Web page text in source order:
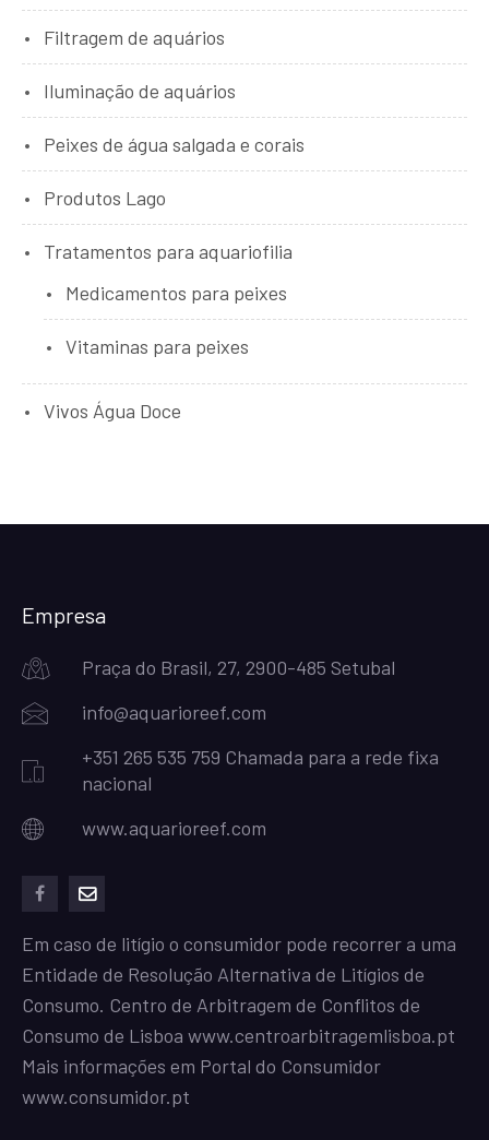
Filtragem de aquários
Iluminação de aquários
Peixes de água salgada e corais
Produtos Lago
Tratamentos para aquariofilia
Medicamentos para peixes
Vitaminas para peixes
Vivos Água Doce
Empresa
Praça do Brasil, 27, 2900-485 Setubal
info@aquarioreef.com
+351 265 535 759 Chamada para a rede fixa
nacional
www.aquarioreef.com
Em caso de litígio o consumidor pode recorrer a uma
Entidade de Resolução Alternativa de Litígios de
Consumo. Centro de Arbitragem de Conflitos de
Consumo de Lisboa www.centroarbitragemlisboa.pt
Mais informações em Portal do Consumidor
www.consumidor.pt